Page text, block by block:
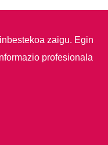
zaigu. Egin
profesionala